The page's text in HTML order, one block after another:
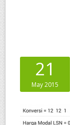
21
May 2015